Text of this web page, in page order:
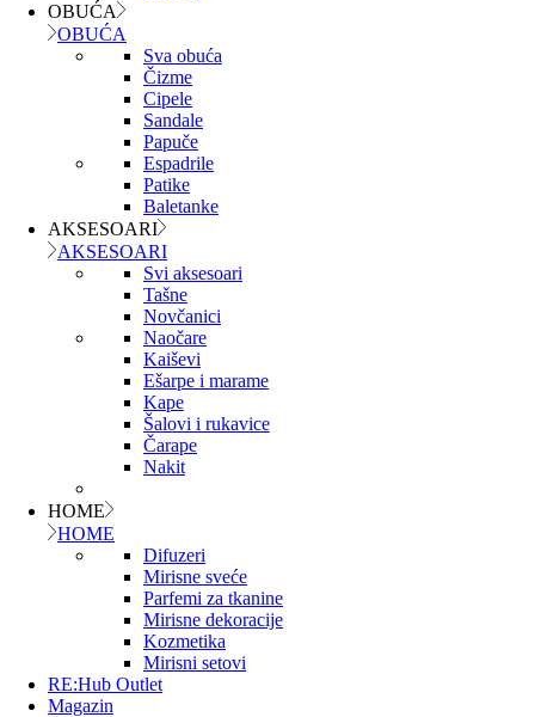
OBUĆA
OBUĆA
Sva obuća
Čizme
Cipele
Sandale
Papuče
Espadrile
Patike
Baletanke
AKSESOARI
AKSESOARI
Svi aksesoari
Tašne
Novčanici
Naočare
Kaiševi
Ešarpe i marame
Kape
Šalovi i rukavice
Čarape
Nakit
HOME
HOME
Difuzeri
Mirisne sveće
Parfemi za tkanine
Mirisne dekoracije
Kozmetika
Mirisni setovi
RE:Hub Outlet
Magazin